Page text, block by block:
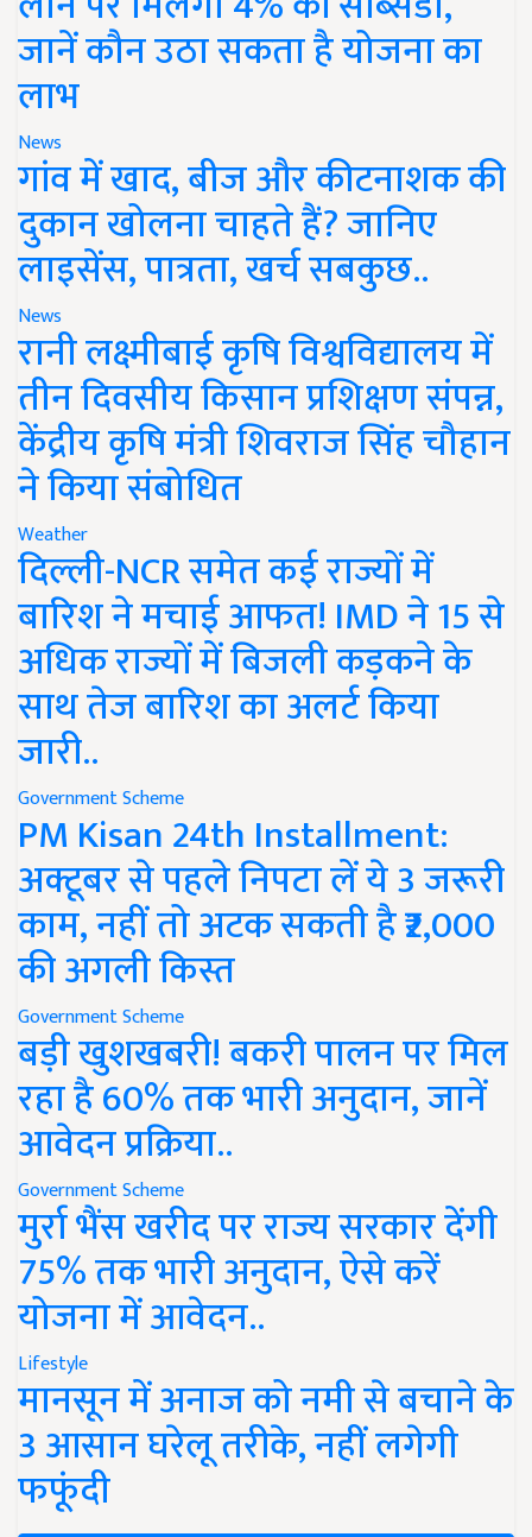
जानें कौन उठा सकता है योजना का
लाभ
News
गांव में खाद, बीज और कीटनाशक की
दुकान खोलना चाहते हैं? जानिए
लाइसेंस, पात्रता, खर्च सबकुछ..
News
रानी लक्ष्मीबाई कृषि विश्वविद्यालय में
तीन दिवसीय किसान प्रशिक्षण संपन्न,
केंद्रीय कृषि मंत्री शिवराज सिंह चौहान
ने किया संबोधित
Weather
दिल्ली-NCR समेत कई राज्यों में
बारिश ने मचाई आफत! IMD ने 15 से
अधिक राज्यों में बिजली कड़कने के
साथ तेज बारिश का अलर्ट किया
जारी..
Government Scheme
PM Kisan 24th Installment:
अक्टूबर से पहले निपटा लें ये 3 जरूरी
काम, नहीं तो अटक सकती है ₹2,000
की अगली किस्त
Government Scheme
बड़ी खुशखबरी! बकरी पालन पर मिल
रहा है 60% तक भारी अनुदान, जानें
आवेदन प्रक्रिया..
Government Scheme
मुर्रा भैंस खरीद पर राज्य सरकार देंगी
75% तक भारी अनुदान, ऐसे करें
योजना में आवेदन..
Lifestyle
मानसून में अनाज को नमी से बचाने के
3 आसान घरेलू तरीके, नहीं लगेगी
फफूंदी